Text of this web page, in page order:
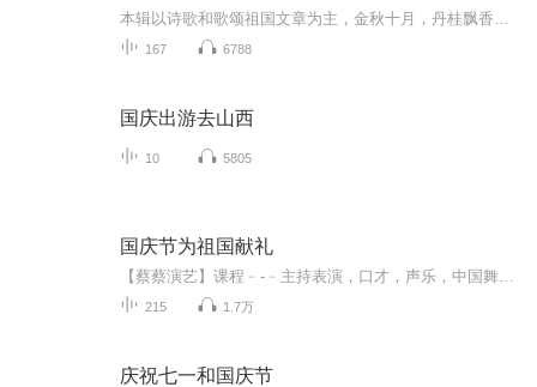
167 6788
国庆出游去山西
10 5805
国庆节为祖国献礼
215 1.7万
庆祝七一和国庆节